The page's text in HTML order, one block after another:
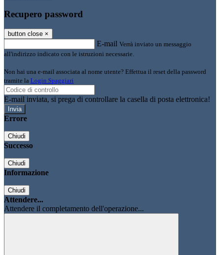
Recupero password
button close ×
E-mail Verrà inviato un messaggio
all'indirizzo indicato con le istruzioni necessarie.
Non hai una e-mail associata al nome utente? Effettua il reset della password
tramite la Login Spaggiari
E-mail inviata, si prega di controllare la casella di posta elettronica!
Errore
Chiudi
Successo
Chiudi
Informazione
Chiudi
Attendere...
Attendere il completamento dell'operazione...